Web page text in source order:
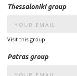
Thessaloniki group
Visit this group
Patras group